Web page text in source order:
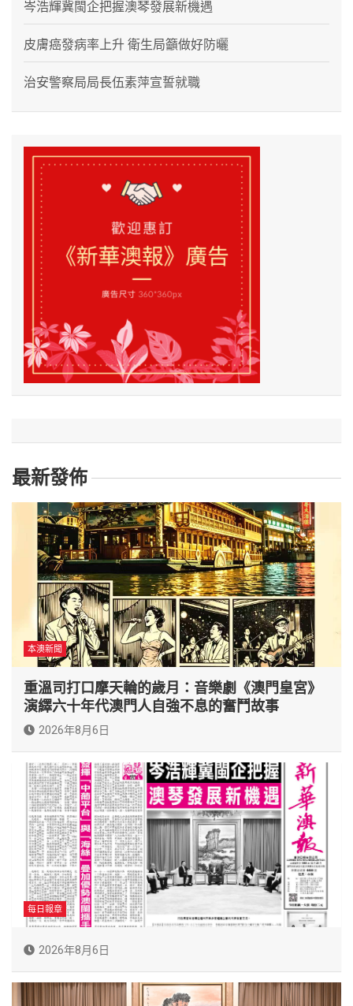
岑浩輝冀閩企把握澳琴發展新機遇
皮膚癌發病率上升 衛生局籲做好防曬
治安警察局局長伍素萍宣誓就職
最新發佈
本澳新聞
重溫司打口摩天輪的歲月：音樂劇《澳門皇宮》
演繹六十年代澳門人自強不息的奮鬥故事
2026年8月6日
每日報章
2026年8月6日